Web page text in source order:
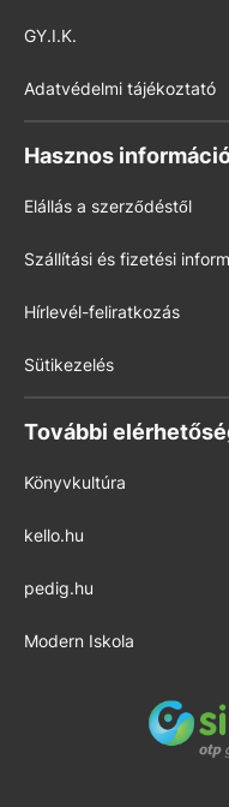
GY.I.K.
Adatvédelmi tájékoztató
Hasznos
Elállás a szerződéstől
Szállítási és fizetési
Hírlevél-feliratkozás
Sütikezelés
További
Könyvkultúra
kello.hu
pedig.hu
Modern Iskola